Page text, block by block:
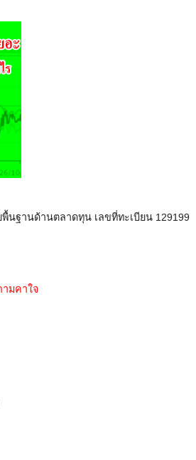
นฐานด้านตลาดทุน เลขที่ทะเบียน 129199
ามคาใจ